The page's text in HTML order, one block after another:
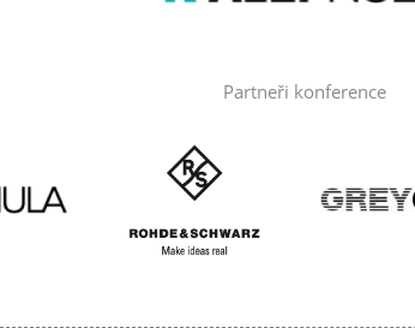
Partneři konference